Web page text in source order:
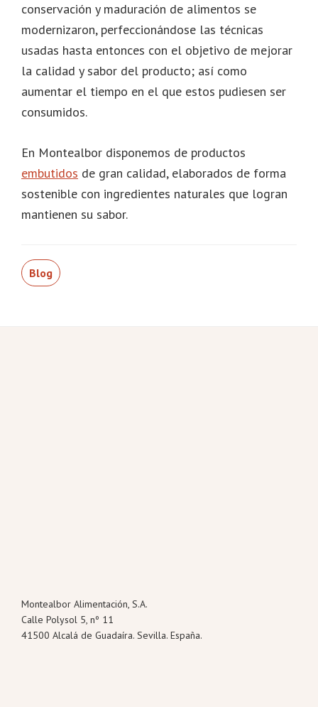
conservación y maduración de alimentos se
modernizaron, perfeccionándose las técnicas
usadas hasta entonces con el objetivo de mejorar
la calidad y sabor del producto; así como
aumentar el tiempo en el que estos pudiesen ser
consumidos.
En Montealbor disponemos de productos
embutidos de gran calidad, elaborados de forma
sostenible con ingredientes naturales que logran
mantienen su sabor.
Blog
Montealbor Alimentación, S.A.
Calle Polysol 5, nº 11
41500 Alcalá de Guadaíra. Sevilla. España.